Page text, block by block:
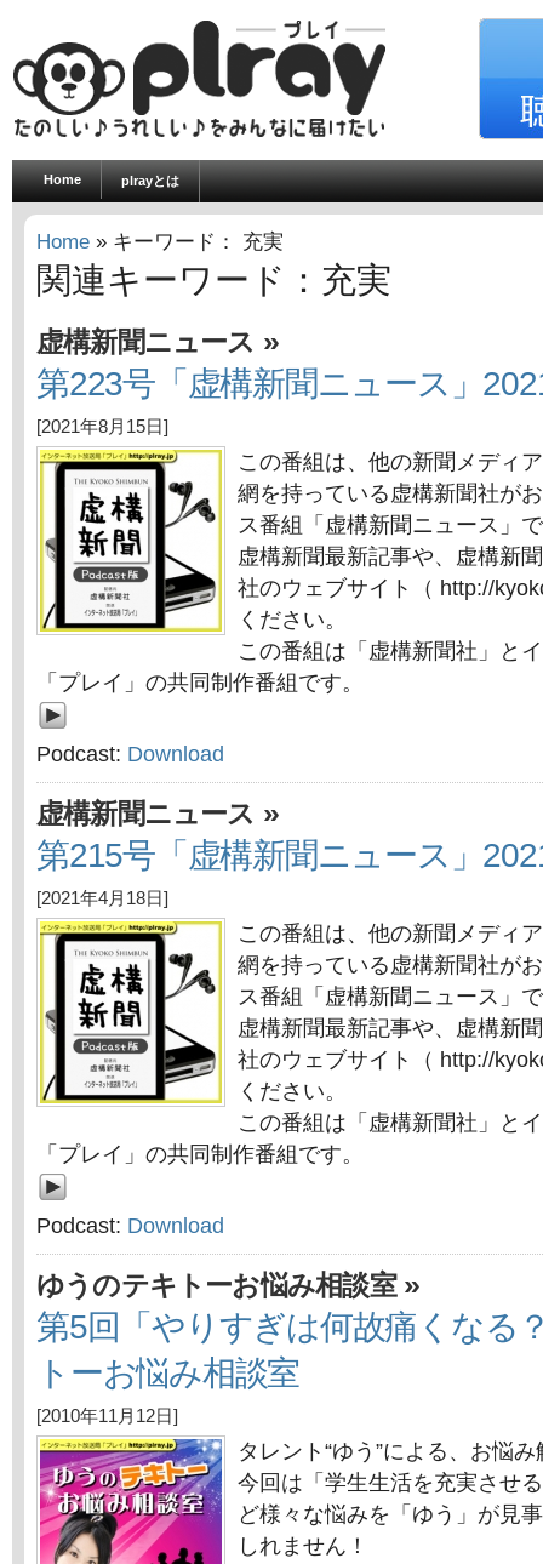
Home plrayとは
Home » キーワード： 充実
関連キーワード：充実
虚構新聞ニュース »
第223号「虚構新聞ニュース」
[2021年8月15日]
この番組は、他の新聞メディ
網を持っている虚構新聞社が
ス番組「虚構新聞ニュース」
虚構新聞最新記事や、虚構新
社のウェブサイト（ http://
ください。
この番組は「虚構新聞社」と
「プレイ」の共同制作番組です。
Podcast: Download
虚構新聞ニュース »
第215号「虚構新聞ニュース」
[2021年4月18日]
この番組は、他の新聞メディ
網を持っている虚構新聞社が
ス番組「虚構新聞ニュース」
虚構新聞最新記事や、虚構新
社のウェブサイト（ http://
ください。
この番組は「虚構新聞社」と
「プレイ」の共同制作番組です。
Podcast: Download
ゆうのテキトーお悩み相談室»
第5回「やりすぎは何故痛くなる
トーお悩み相談室
[2010年11月12日]
タレント“ゆう”による、お悩
今回は「学生生活を充実させ
ど様々な悩みを「ゆう」が見
しれません！